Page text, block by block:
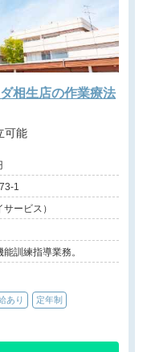
相生店の作業療法
立可能
1
ービス）
訓練指導業務。
あり 定年制